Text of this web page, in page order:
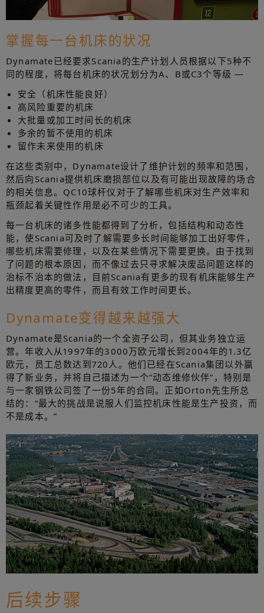
掌握每一台机床的状况
Dynamate已经要求Scania的生产计划人员根据以下5种不
同的程度，将每台机床的状况划分为A、B或C3个等级 —
安全（机床性能良好）
高风险重要的机床
大批量或加工时间长的机床
多余的暂不使用的机床
留作未来使用的机床
在这些类别中，Dynamate设计了维护计划的频率和范围，
然后向Scania提供机床磨损部位以及有可能出现故障的场合
的相关信息。QC10球杆仪对于了解哪些机床对生产效率和
瓶颈起着关键性作用是必不可少的工具。
每一台机床的诸多性能都得到了分析，包括结构和动态性
能，使Scania可及时了解需要多长时间能够加工出好零件，
哪些机床需要修理，以及在某些情况下需要更换。由于找到
了问题的根本原因，而不像过去只寻求解决废品问题这样的
治标不治本的做法，目前Scania有更多的现有机床能够生产
出精度更高的零件，而且有效工作时间更长。
Dynamate变得越来越强大
Dynamate是Scania的一个全资子公司，但其业务独立运
营。年收入从1997年的3000万欧元增长到2004年的1.3亿
欧元，员工总数达到720人。他们已经在Scania集团以外赢
得了新业务，并将自己描述为一个“动态维修伙伴”，特别是
与一家钢铁公司签了一份5年的合同。正如Orton先生所总
结的：“最大的挑战是说服人们监控机床性能是生产投资，而
不是成本。”
后续步骤